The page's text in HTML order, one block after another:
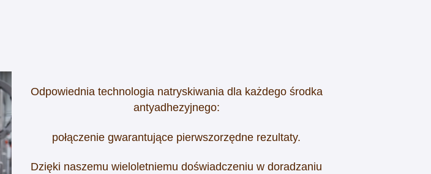
Odpowiednia technologia natryskiwania dla każdego środka
antyadhezyjnego:
połączenie gwarantujące pierwszorzędne rezultaty.
Dzięki naszemu wieloletniemu doświadczeniu w doradzaniu